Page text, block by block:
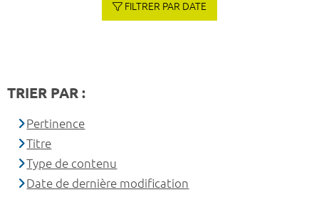
FILTRER PAR DATE
TRIER PAR :
Pertinence
Titre
Type de contenu
Date de dernière modification